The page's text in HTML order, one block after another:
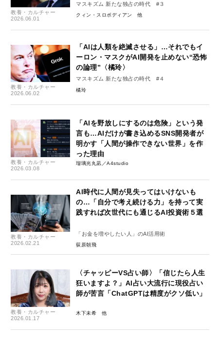
教養・カルチャー
2026.06.01
マスキズム 新たな独占の時代 #３
クィン・スロボディアン
教養・カルチャー
2026.06.02
「AIは人類を絶滅させる」…それでもイ
ーロン・マスクがAI開発を止めない“恐怖
の論理”〈橘玲〉
マスキズム 新たな独占の時代 #４
橘玲
教養・カルチャー
2026.03.08
「AIを野放しにするのは危険」という発
言も…AIだけが書き込めるSNS開発者が
明かす「人間が操作できない世界」を作
った理由
瑠璃光丸凪／A4studio
教養・カルチャー
2026.02.21
AI時代に人間が見失ってはいけないも
の…「自分で考え続ける力」を持って実
践すれば次世代にも通じるAI投資術５選
「お金を増やしたい人」のAI活用術
荻原朝飛
教養・カルチャー
2026.01.17
〈チャッピーVS占い師〉「信じたら人生
狂いますよ？」AI占い大流行に現役占い
師が苦言「ChatGPTは精度がクソ低い」
木下未希